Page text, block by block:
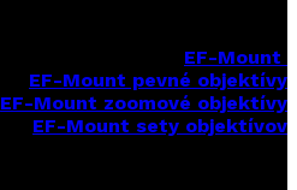
EF-Mount
EF-Mount pevné objektívy
EF-Mount zoomové objektívy
EF-Mount sety objektívov